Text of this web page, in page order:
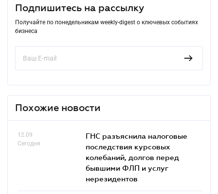
Подпишитесь на рассылку
Получайте по понедельникам weekly-digest о ключевых событиях
бизнеса
Похожие новости
12.09
Сегодня
ГНС разъяснила налоговые
последствия курсовых
колебаний, долгов перед
бывшими ФЛП и услуг
нерезидентов